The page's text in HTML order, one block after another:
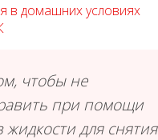
в домашних условиях
чтобы не
при помощи
для снятия